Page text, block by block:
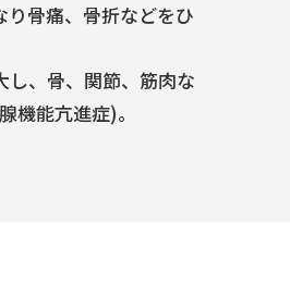
骨痛、骨折などをひ
し、骨、関節、筋肉な
機能亢進症)｡